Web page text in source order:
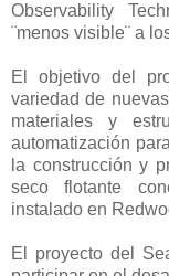
Observability
¨menos visible¨ a
El objetivo del
variedad de
materiales y
automatización
la construcción y
seco flotante
instalado en
El proyecto del